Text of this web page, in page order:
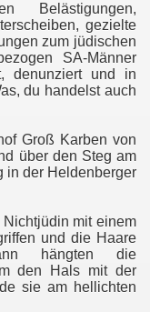
Belästigungen,
gezielte
zum jüdischen
SA-Männer
denunziert und in
du handelst auch
Groß Karben von
über den Steg am
in der Heldenberger
mit einem
und die Haare
hängten die
den Hals mit der
sie am hellichten